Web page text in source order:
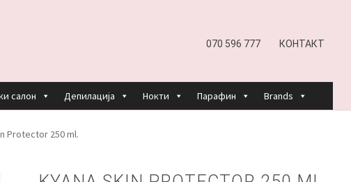
070 596 777 КОНТАКТ
салон Депилација Нокти Парафин Brands
AND RETURNS POLICY
Protector 250 ml.